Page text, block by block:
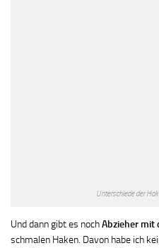
Unterschiede der
Und dann gibt es nochAbzieher mit
schmalen Haken. Davon habe ich